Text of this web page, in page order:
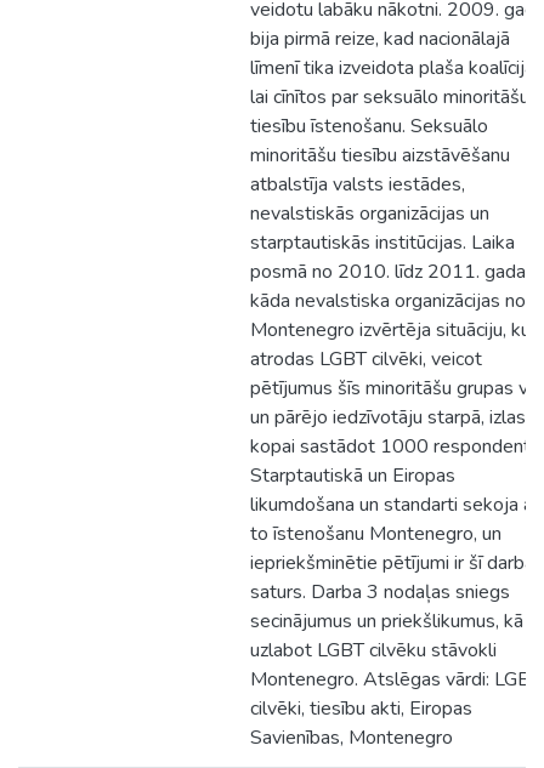
veidotu labāku nākotni. 2009. gads
bija pirmā reize, kad nacionālajā
līmenī tika izveidota plaša koalīcija,
lai cīnītos par seksuālo minoritāšu
tiesību īstenošanu. Seksuālo
minoritāšu tiesību aizstāvēšanu
atbalstīja valsts iestādes,
nevalstiskās organizācijas un
starptautiskās institūcijas. Laika
posmā no 2010. līdz 2011. gadam
kāda nevalstiska organizācijas no
Montenegro izvērtēja situāciju,
atrodas LGBT cilvēki, veicot
pētījumus šīs minoritāšu grupas
un pārējo iedzīvotāju starpā,
kopai sastādot 1000 respondentu.
Starptautiskā un Eiropas
likumdošana un standarti sekoja ar
to īstenošanu Montenegro, un
iepriekšminētie pētījumi ir šī darba
saturs. Darba 3 nodaļas sniegs
secinājumus un priekšlikumus, kā
uzlabot LGBT cilvēku stāvokli
Montenegro. Atslēgas vārdi: LGBT
cilvēki, tiesību akti, Eiropas
Savienības, Montenegro